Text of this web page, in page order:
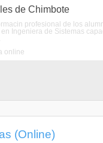
de Chimbote
profesional de los
Ingeniera de Sistemas
online
(Online)